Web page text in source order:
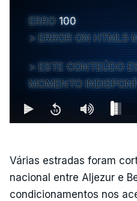
ERRO 100
ERROR ON HTML5
ESTE CONTEÚDO
MOMENTO
Várias estradas foram
nacional entre Aljezur e
condicionamentos nos